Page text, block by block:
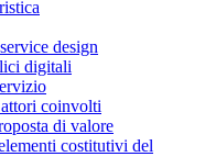
design
digitali
coinvolti
di valore
costitutivi del